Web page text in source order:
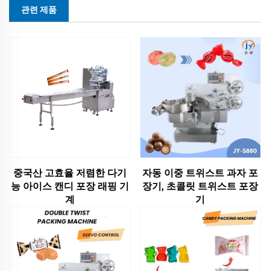
관련 제품
중국산 고효율 저렴한 다기
능 아이스 캔디 포장 래핑 기
계
자동 이중 트위스트 과자 포
장기, 초콜릿 트위스트 포장
기